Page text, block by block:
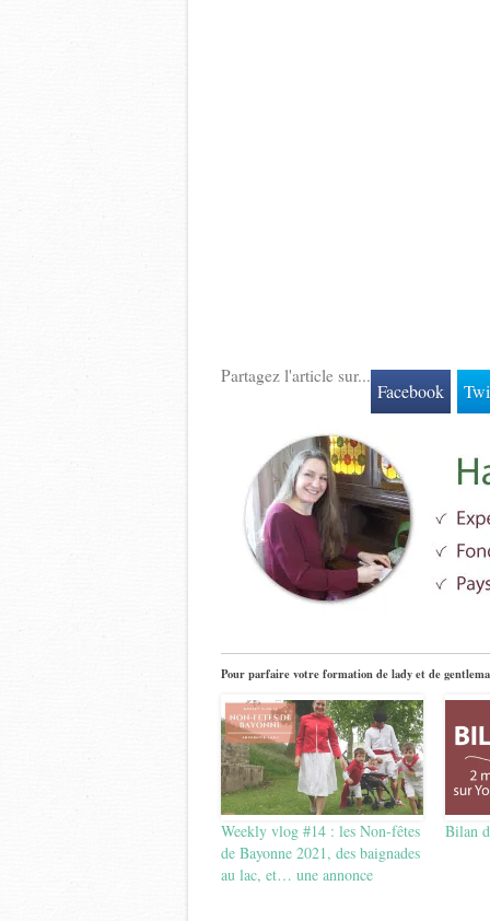
Partagez l'article sur...
Facebook
Pour parfaire votre formation de lady et de
Weekly vlog #14 : les Non-fêtes
de Bayonne 2021, des baignades
au lac, et… une annonce
Bilan